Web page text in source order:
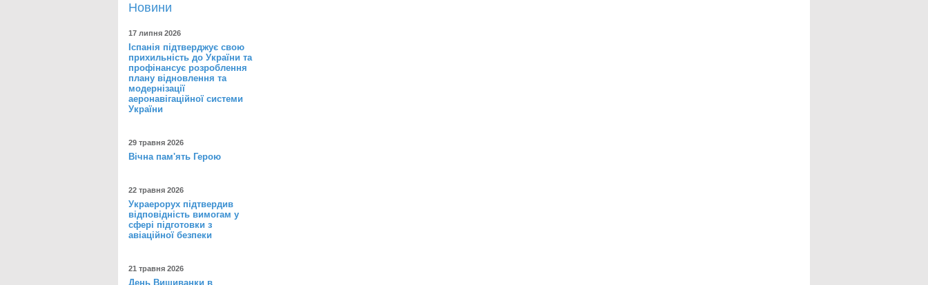
Новини
17 липня 2026
Іспанія підтверджує свою
прихильність до України та
профінансує розроблення
плану відновлення та
модернізації
аеронавігаційної системи
України
29 травня 2026
Вічна пам'ять Герою
22 травня 2026
Украерорух підтвердив
відповідність вимогам у
сфері підготовки з
авіаційної безпеки
21 травня 2026
День Вишиванки в